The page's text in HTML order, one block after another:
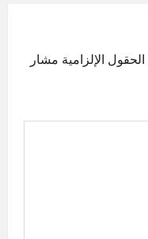
الحقول الإلزامية مشار